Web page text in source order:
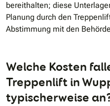
bereithalten; diese
Planung durch den
Abstimmung mit den
Welche Kosten
Treppenlift in
typischerweise